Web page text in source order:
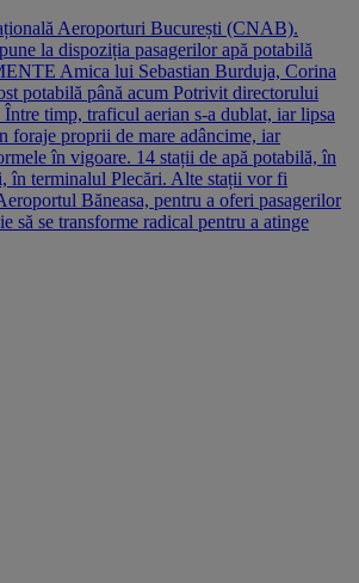
Aeroporturi București (CNAB).
la dispoziția pasagerilor apă potabilă
Amica lui Sebastian Burduja, Corina
potabilă până acum Potrivit directorului
timp, traficul aerian s-a dublat, iar lipsa
foraje proprii de mare adâncime, iar
în vigoare. 14 stații de apă potabilă, în
în terminalul Plecări. Alte stații vor fi
Băneasa, pentru a oferi pasagerilor
să se transforme radical pentru a atinge